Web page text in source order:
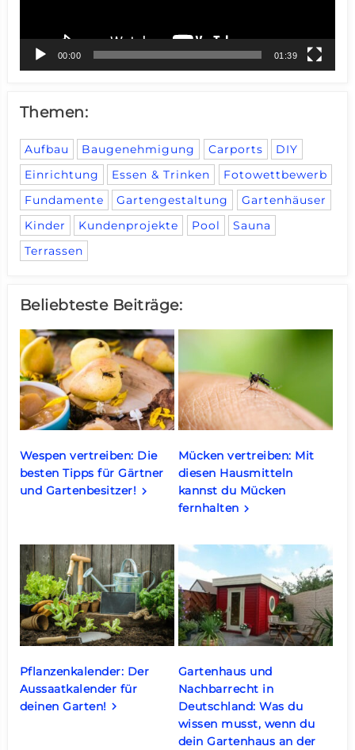
00:00 01:39
Themen:
Aufbau Baugenehmigung Carports
DIY
Einrichtung
Essen & Trinken
Fotowettbewerb
Fundamente
Gartengestaltung
Gartenhäuser
Kinder
Kundenprojekte Pool
Sauna
Terrassen
Beliebteste Beiträge:
Wespen vertreiben: Die
besten Tipps für Gärtner
und Gartenbesitzer! keyboard_arrow_right
Mücken vertreiben: Mit
diesen Hausmitteln
kannst du Mücken
fernhalten keyboard_arrow_right
Pflanzenkalender: Der
Aussaatkalender für
deinen Garten! keyboard_arrow_right
Gartenhaus und
Nachbarrecht in
Deutschland: Was du
wissen musst, wenn du
dein Gartenhaus an der